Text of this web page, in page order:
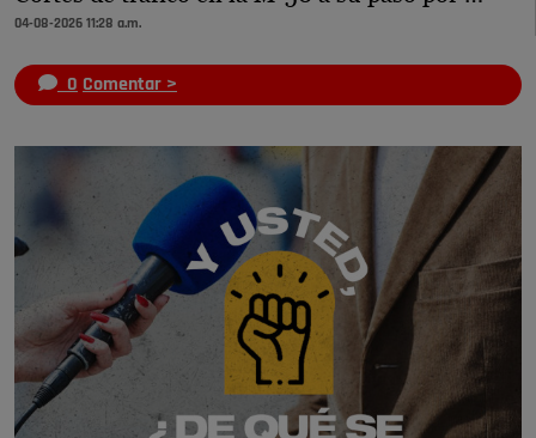
04-08-2026 11:28 a.m.
0 Comentar >